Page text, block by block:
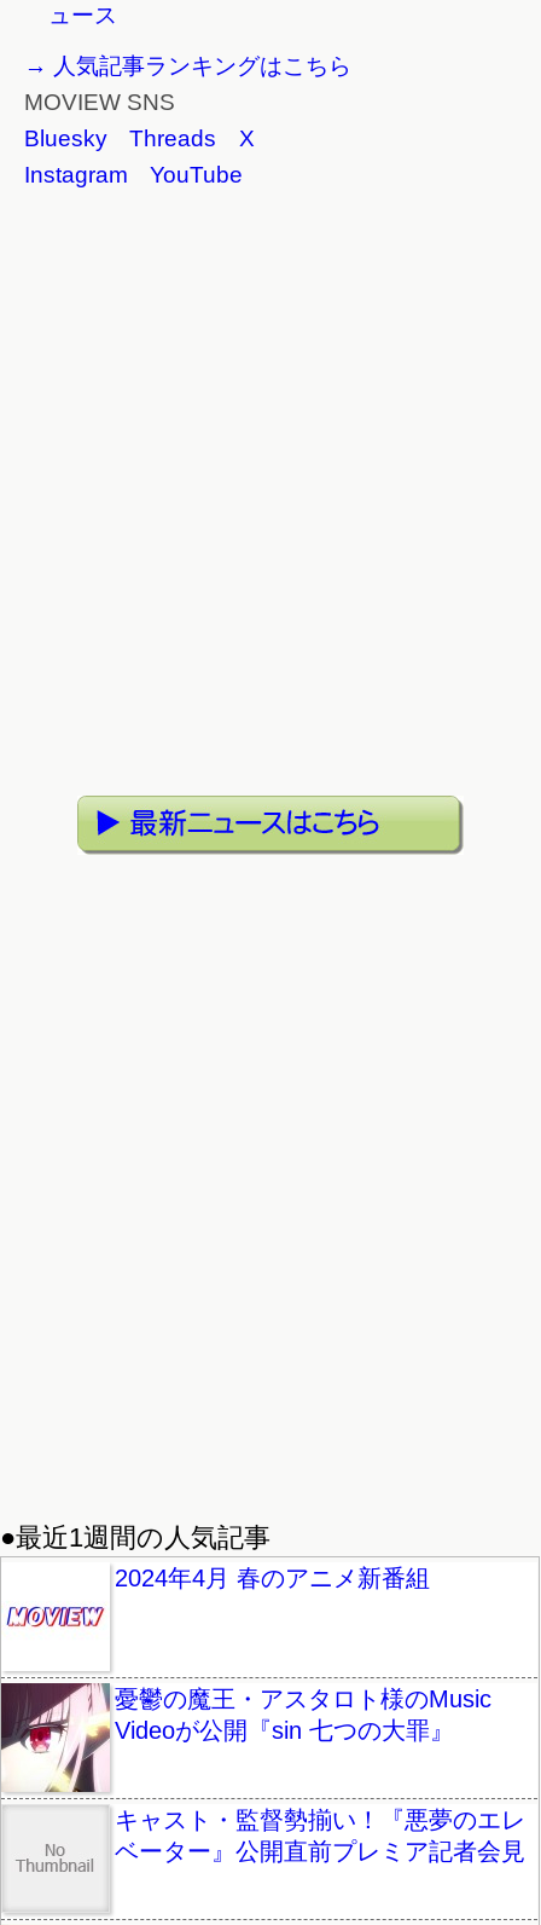
ュース
→ 人気記事ランキングはこちら
MOVIEW SNS
Bluesky
Threads
X
Instagram
YouTube
●最近1週間の人気記事
2024年4月 春のアニメ新番組
憂鬱の魔王・アスタロト様のMusic
Videoが公開『sin 七つの大罪』
キャスト・監督勢揃い！『悪夢のエレ
ベーター』公開直前プレミア記者会見